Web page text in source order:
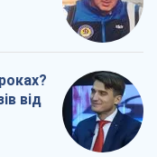
від